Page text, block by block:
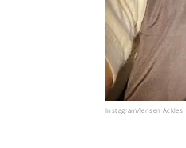
Instagram/Jensen Ackles